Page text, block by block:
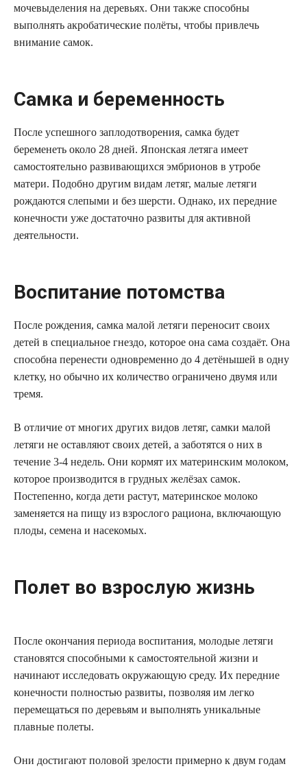
мочевыделения на деревьях. Они также способны
выполнять акробатические полёты, чтобы привлечь
внимание самок.
Самка и беременность
После успешного заплодотворения, самка будет
беременеть около 28 дней. Японская летяга имеет
самостоятельно развивающихся эмбрионов в утробе
матери. Подобно другим видам летяг, малые летяги
рождаются слепыми и без шерсти. Однако, их передние
конечности уже достаточно развиты для активной
деятельности.
Воспитание потомства
После рождения, самка малой летяги переносит своих
детей в специальное гнездо, которое она сама создаёт. Она
способна перенести одновременно до 4 детёнышей в одну
клетку, но обычно их количество ограничено двумя или
тремя.
В отличие от многих других видов летяг, самки малой
летяги не оставляют своих детей, а заботятся о них в
течение 3-4 недель. Они кормят их материнским молоком,
которое производится в грудных желёзах самок.
Постепенно, когда дети растут, материнское молоко
заменяется на пищу из взрослого рациона, включающую
плоды, семена и насекомых.
Полет во взрослую жизнь
После окончания периода воспитания, молодые летяги
становятся способными к самостоятельной жизни и
начинают исследовать окружающую среду. Их передние
конечности полностью развиты, позволяя им легко
перемещаться по деревьям и выполнять уникальные
плавные полеты.
Они достигают половой зрелости примерно к двум годам